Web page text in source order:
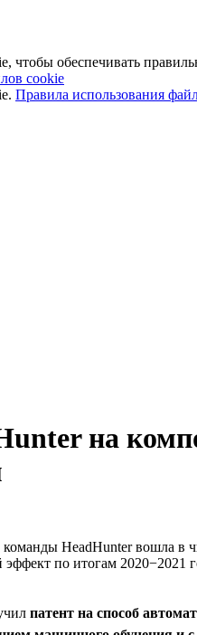
обеспечивать
cookie
Правила использования
на
команды HeadHunter вошла
по итогам 2020−2021
патент на способ